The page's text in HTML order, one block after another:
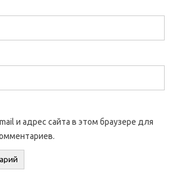
и адрес сайта в этом браузере для